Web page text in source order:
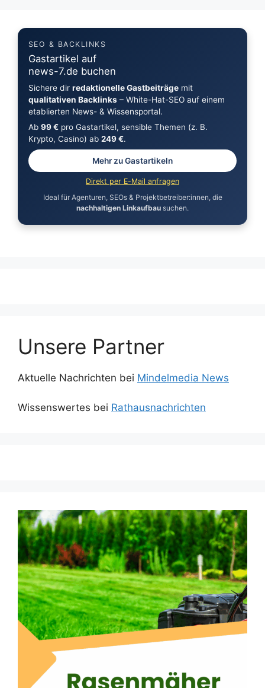
SEO & BACKLINKS
Gastartikel auf
news-7.de buchen
Sichere dir redaktionelle Gastbeiträgemit
qualitativen Backlinks– White-Hat-SEO auf einem
etablierten News- & Wissensportal.
Ab 99 €pro Gastartikel, sensible Themen (z. B.
Krypto, Casino) ab 249 €.
Mehr zu Gastartikeln
Direkt per E-Mail anfragen
Ideal für Agenturen, SEOs & Projektbetreiber:innen, die
nachhaltigen Linkaufbau suchen.
Unsere Partner
Aktuelle Nachrichten bei Mindelmedia News
Wissenswertes bei Rathausnachrichten